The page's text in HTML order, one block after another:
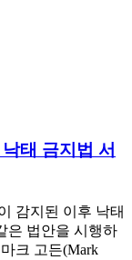
태 금지법 서
감지된 이후 낙태
은 법안을 시행하
크 고든(Mark